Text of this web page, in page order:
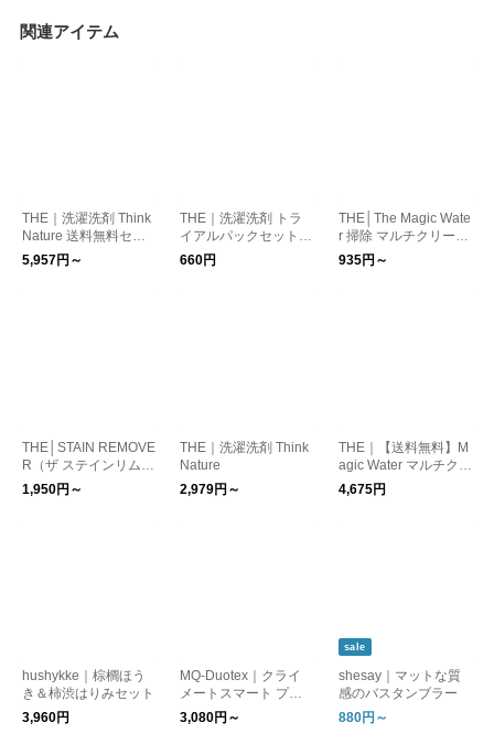
関連アイテム
THE｜洗濯洗剤 Think
Nature 送料無料セッ
ト
5,957円～
THE｜洗濯洗剤 トラ
イアルパックセット T
hink Nature 5g×6
660円
THE│The Magic Wate
r 掃除 マルチクリーナ
ー
935円～
THE│STAIN REMOVE
R（ザ ステインリムー
バー）
1,950円～
THE｜洗濯洗剤 Think
Nature
2,979円～
THE｜【送料無料】M
agic Water マルチクリ
ーナー 詰替用 5点セッ
ト
4,675円
hushykke｜棕櫚ほう
き＆柿渋はりみセット
3,960円
MQ-Duotex｜クライ
メートスマート プレ
ミアムモップ
3,080円～
sale
shesay｜マットな質
感のバスタンブラー
880円～